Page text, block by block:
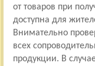
от товаров при
доступна для
Внимательно
всех
продукции. В